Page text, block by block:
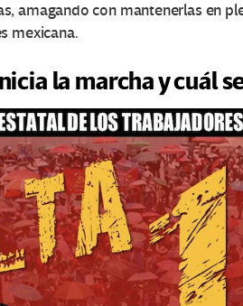
amagando con mantenerlas en
mexicana.
la marcha y cuál